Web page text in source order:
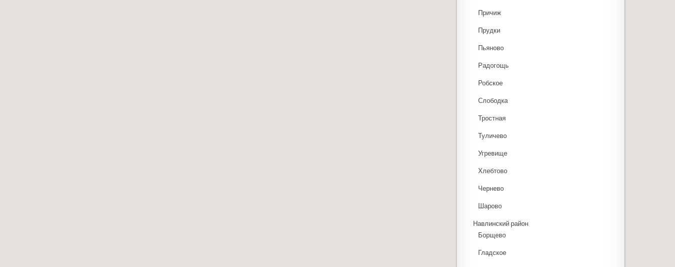
Причиж
Прудки
Пьяново
Радогощь
Робское
Слободка
Тростная
Туличево
Угревище
Хлебтово
Чернево
Шарово
Навлинский район
Борщево
Гладское